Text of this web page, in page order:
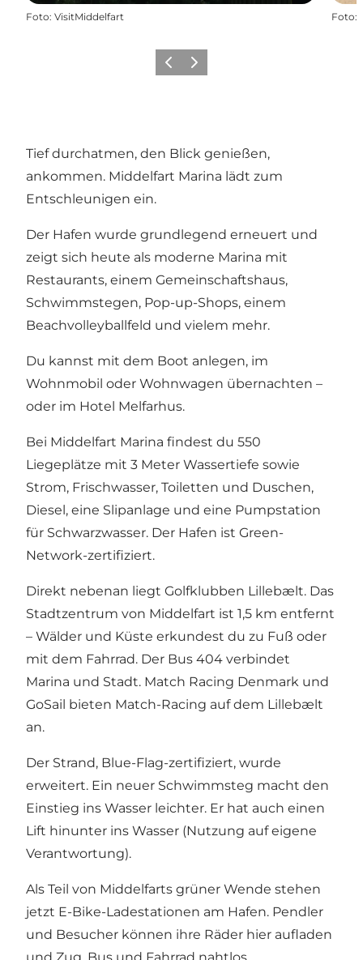
Foto: VisitMiddelfart Foto:
ZurückWeiter
Tief durchatmen, den Blick genießen,
ankommen. Middelfart Marina lädt zum
Entschleunigen ein.
Der Hafen wurde grundlegend erneuert und
zeigt sich heute als moderne Marina mit
Restaurants, einem Gemeinschaftshaus,
Schwimmstegen, Pop-up-Shops, einem
Beachvolleyballfeld und vielem mehr.
Du kannst mit dem Boot anlegen, im
Wohnmobil oder Wohnwagen übernachten –
oder im Hotel Melfarhus.
Bei Middelfart Marina findest du 550
Liegeplätze mit 3 Meter Wassertiefe sowie
Strom, Frischwasser, Toiletten und Duschen,
Diesel, eine Slipanlage und eine Pumpstation
für Schwarzwasser. Der Hafen ist Green-
Network-zertifiziert.
Direkt nebenan liegt Golfklubben Lillebælt. Das
Stadtzentrum von Middelfart ist 1,5 km entfernt
– Wälder und Küste erkundest du zu Fuß oder
mit dem Fahrrad. Der Bus 404 verbindet
Marina und Stadt. Match Racing Denmark und
GoSail bieten Match-Racing auf dem Lillebælt
an.
Der Strand, Blue-Flag-zertifiziert, wurde
erweitert. Ein neuer Schwimmsteg macht den
Einstieg ins Wasser leichter. Er hat auch einen
Lift hinunter ins Wasser (Nutzung auf eigene
Verantwortung).
Als Teil von Middelfarts grüner Wende stehen
jetzt E-Bike-Ladestationen am Hafen. Pendler
und Besucher können ihre Räder hier aufladen